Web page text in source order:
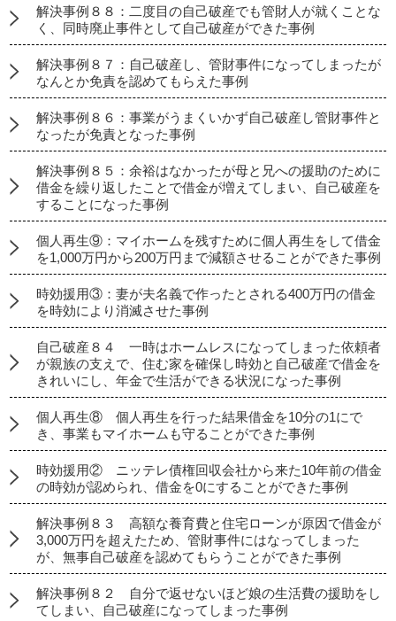
解決事例８８：二度目の自己破産でも管財人が就くことな
く、同時廃止事件として自己破産ができた事例
解決事例８７：自己破産し、管財事件になってしまったが
なんとか免責を認めてもらえた事例
解決事例８６：事業がうまくいかず自己破産し管財事件と
なったが免責となった事例
解決事例８５：余裕はなかったが母と兄への援助のために
借金を繰り返したことで借金が増えてしまい、自己破産を
することになった事例
個人再生⑨：マイホームを残すために個人再生をして借金
を1,000万円から200万円まで減額させることができた事例
時効援用③：妻が夫名義で作ったとされる400万円の借金
を時効により消滅させた事例
自己破産８４ 一時はホームレスになってしまった依頼者
が親族の支えで、住む家を確保し時効と自己破産で借金を
きれいにし、年金で生活ができる状況になった事例
個人再生⑧ 個人再生を行った結果借金を10分の1にで
き、事業もマイホームも守ることができた事例
時効援用② ニッテレ債権回収会社から来た10年前の借金
の時効が認められ、借金を0にすることができた事例
解決事例８３ 高額な養育費と住宅ローンが原因で借金が
3,000万円を超えたため、管財事件にはなってしまった
が、無事自己破産を認めてもらうことができた事例
解決事例８２ 自分で返せないほど娘の生活費の援助をし
てしまい、自己破産になってしまった事例